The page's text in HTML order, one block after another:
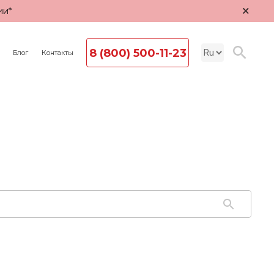
×
Блог Контакты 8 (800) 500-11-23